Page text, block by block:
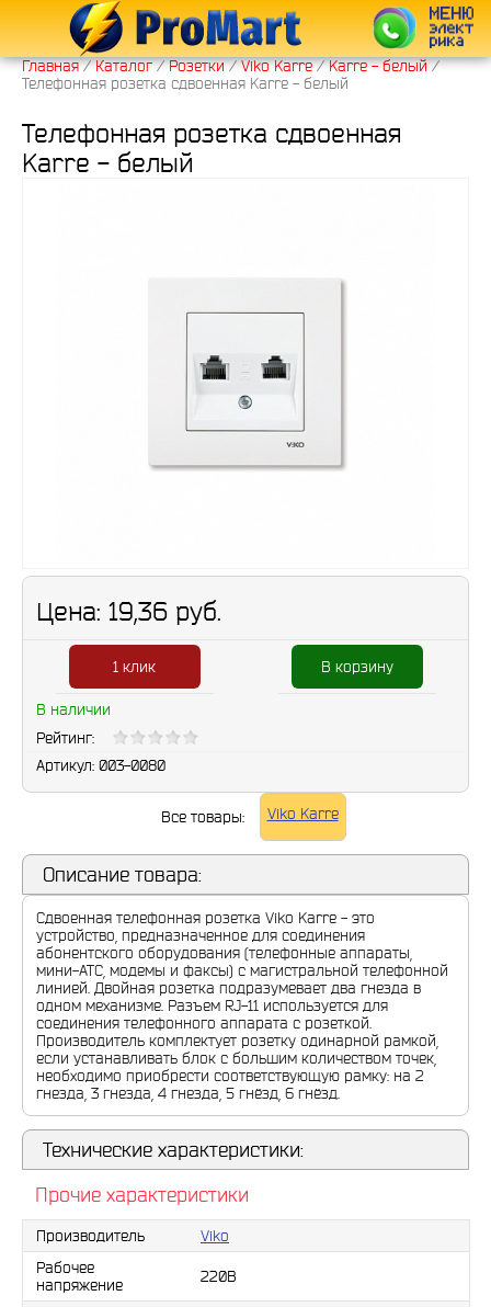
Главная/ Каталог/ Розетки/ Viko Karre/ Karre - белый/
Телефонная розетка сдвоенная Karre - белый
Телефонная розетка сдвоенная
Karre - белый
Цена: 19,36 руб.
В корзину
1 клик
В наличии
Рейтинг:
Артикул: 003-0080
Все товары: Viko Karre
Описание товара:
Сдвоенная телефонная розетка Viko Karre - это
устройство, предназначенное для соединения
абонентского оборудования (телефонные аппараты,
мини-АТС, модемы и факсы) с магистральной телефонной
линией. Двойная розетка подразумевает два гнезда в
одном механизме. Разъем RJ-11 используется для
соединения телефонного аппарата с розеткой.
Производитель комплектует розетку одинарной рамкой,
если устанавливать блок с большим количеством точек,
необходимо приобрести соответствующую рамку: на 2
гнезда, 3 гнезда, 4 гнезда, 5 гнёзд, 6 гнёзд.
Технические характеристики:
Прочие характеристики
Производитель
Viko
Рабочее
напряжение
220В